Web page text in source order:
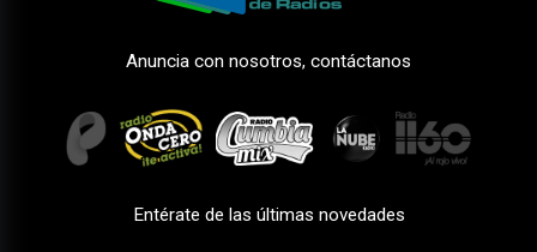
Anuncia con nosotros, contáctanos
Entérate de las últimas novedades